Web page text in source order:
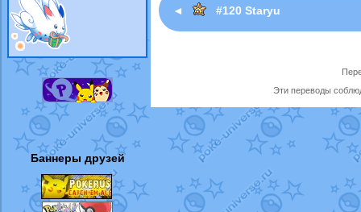
Баннеры друзей
◄ #120 Staryu
Эти переводы